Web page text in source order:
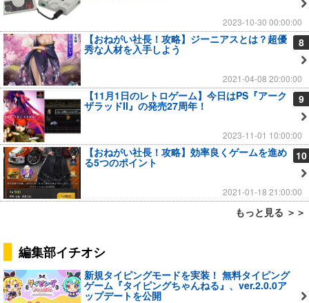
2023-10-30 00:00:00
8
【おねがい社長！攻略】ジーニアスとは？超優
秀な人材を入手しよう
2021-04-08 20:00:00
9
【11月1日のレトロゲーム】今日はPS『アーク
ザラッドII』の発売27周年！
2023-11-01 10:00:00
10
【おねがい社長！攻略】効率良くゲームを進め
る5つのポイント
2021-01-18 21:00:00
もっと見る ＞＞
編集部イチオシ
新規タイピングモードを実装！ 無料タイピング
ゲーム『タイピングちゃんねる』、ver.2.0.0ア
ップデートを公開